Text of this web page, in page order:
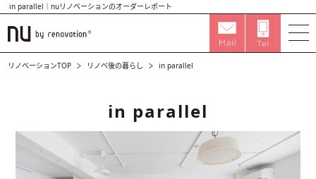
in parallel｜nuリノベーションのオーダーレポート
リノベーションTOP リノベ後の暮らし in parallel
in parallel